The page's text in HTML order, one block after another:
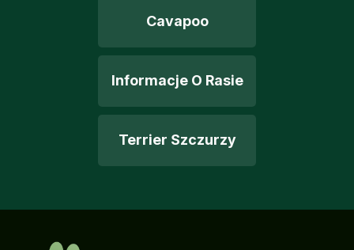
Cavapoo
Informacje O Rasie
Terrier Szczurzy